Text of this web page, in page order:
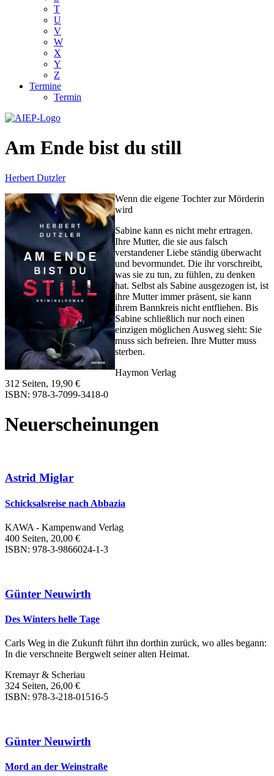
T
U
V
W
X
Y
Z
Termine
Termin
Am Ende bist du still
Herbert Dutzler
Wenn die eigene Tochter zur Mörderin
wird
Sabine kann es nicht mehr ertragen.
Ihre Mutter, die sie aus falsch
verstandener Liebe ständig überwacht
und bevormundet. Die ihr vorschreibt,
was sie zu tun, zu fühlen, zu denken
hat. Selbst als Sabine ausgezogen ist, ist
ihre Mutter immer präsent, sie kann
ihrem Bannkreis nicht entfliehen. Bis
Sabine schließlich nur noch einen
einzigen möglichen Ausweg sieht: Sie
muss sich befreien. Ihre Mutter muss
sterben.
Haymon Verlag
312 Seiten, 19,90 €
ISBN: 978-3-7099-3418-0
Neuerscheinungen
Astrid Miglar
Schicksalsreise nach Abbazia
KAWA - Kampenwand Verlag
400 Seiten, 20,00 €
ISBN: 978-3-9866024-1-3
Günter Neuwirth
Des Winters helle Tage
Carls Weg in die Zukunft führt ihn dorthin zurück, wo alles begann:
In die verschneite Bergwelt seiner alten Heimat.
Kremayr & Scheriau
324 Seiten, 26,00 €
ISBN: 978-3-218-01516-5
Günter Neuwirth
Mord an der Weinstraße